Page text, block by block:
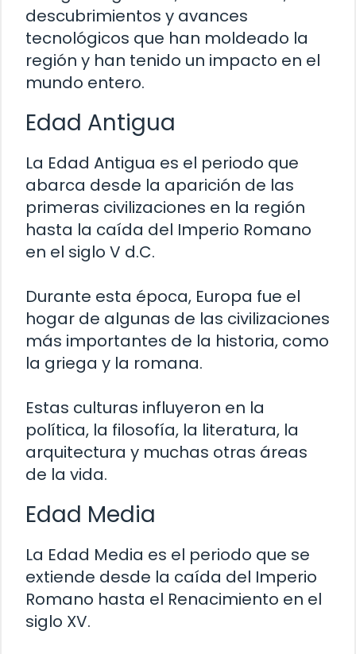
descubrimientos y avances
tecnológicos que han moldeado la
región y han tenido un impacto en el
mundo entero.
Edad Antigua
La Edad Antigua es el periodo que
abarca desde la aparición de las
primeras civilizaciones en la región
hasta la caída del Imperio Romano
en el siglo V d.C.
Durante esta época, Europa fue el
hogar de algunas de las civilizaciones
más importantes de la historia, como
la griega y la romana.
Estas culturas influyeron en la
política, la filosofía, la literatura, la
arquitectura y muchas otras áreas
de la vida.
Edad Media
La Edad Media es el periodo que se
extiende desde la caída del Imperio
Romano hasta el Renacimiento en el
siglo XV.